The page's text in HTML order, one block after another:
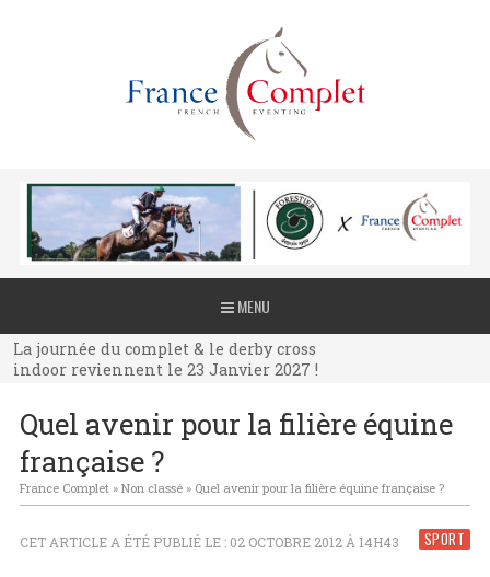
MENU
La journée du complet & le derby cross
indoor reviennent le 23 Janvier 2027 !
La journée du complet & le derby cross
indoor reviennent le 23 Janvier 2027 !
indoor reviennent le 23 Janvier 2027 !
Quel avenir pour la filière équine
française ?
France Complet» Non classé» Quel avenir pour la filière équine française ?
SPORT
CET ARTICLE A ÉTÉ PUBLIÉ LE : 02 OCTOBRE 2012 À 14H43